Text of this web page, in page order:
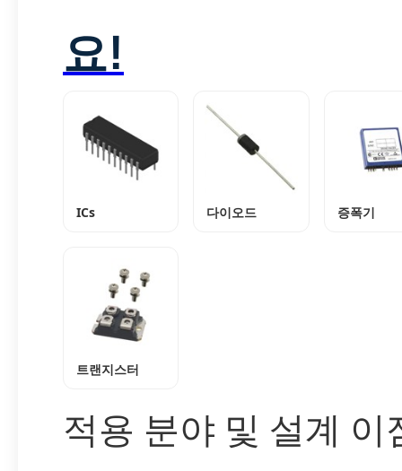
요!
ICs 다이오드 증폭기
트랜지스터
적용 분야 및 설계 이